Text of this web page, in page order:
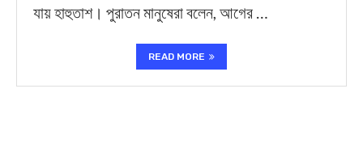
যায় হাহুতাশ। পুরাতন মানুষেরা বলেন, আগের …
READ MORE